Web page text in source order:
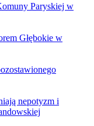
Paryskiej w
Głębokie w
nepotyzm i